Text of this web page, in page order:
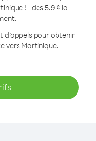
! - dès 5.9 ¢ la
d’appels pour obtenir
vers Martinique.